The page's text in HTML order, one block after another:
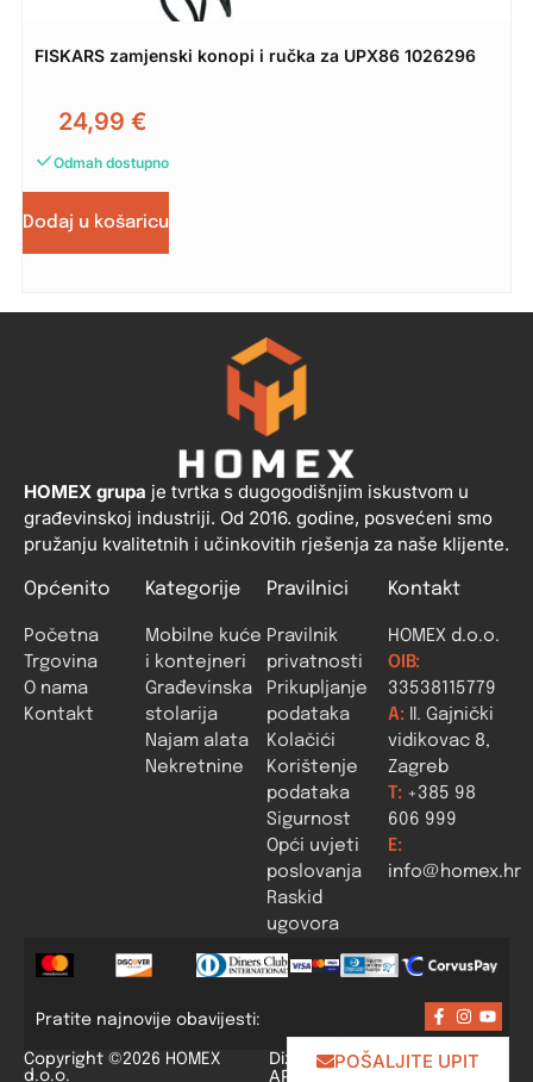
FISKARS zamjenski konopi i ručka za UPX86 1026296
24,99 €
Odmah dostupno
Dodaj u košaricu
POŠALJITE UPIT
HOMEX grupa je tvrtka s dugogodišnjim iskustvom u
građevinskoj industriji. Od 2016. godine, posvećeni smo
pružanju kvalitetnih i učinkovitih rješenja za naše klijente.
Općenito
Početna
Trgovina
O nama
Kontakt
Kategorije
Mobilne kuće
i kontejneri
Građevinska
stolarija
Najam alata
Nekretnine
Pravilnici
Pravilnik
privatnosti
Prikupljanje
podataka
Kolačići
Korištenje
podataka
Sigurnost
Opći uvjeti
poslovanja
Raskid
ugovora
Kontakt
HOMEX d.o.o.
OIB:
33538115779
A: II. Gajnički
vidikovac 8,
Zagreb
T: +385 98
606 999
E:
info@homex.hr
Pratite najnovije obavijesti:
Copyright ©2026 HOMEX
d.o.o.
Dizajn i izrada:
APLIKACIJE .HR